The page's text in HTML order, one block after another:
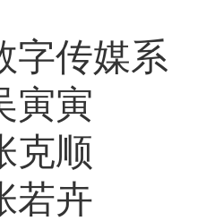
字传媒系
寅寅
克顺
若卉